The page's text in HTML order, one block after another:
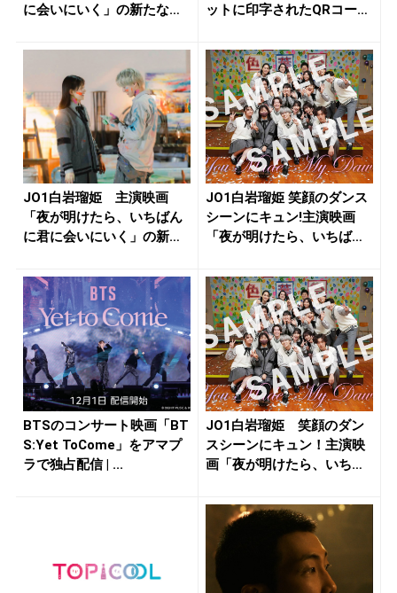
に会いにいく」の新たな場
ットに印字されたQRコード
JO1白岩瑠姫 主演映画
「夜が明けたら、いちばん
に君に会いにいく」の新た
JO1白岩瑠姫 笑顔のダンス
シーンにキュン!主演映画
「夜が明けたら、いちばん
BTSのコンサート映画「BT
S:Yet ToCome」をアマプ
ラで独占配信 | ...
JO1白岩瑠姫 笑顔のダン
スシーンにキュン！主演映
画「夜が明けたら、いちば